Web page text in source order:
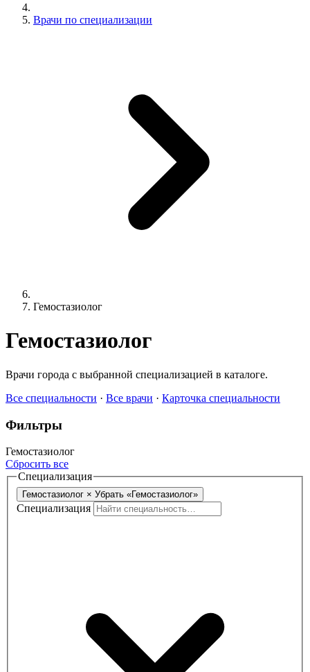
Врачи по специализации
Гемостазиолог
Гемостазиолог
Врачи города с выбранной специализацией в каталоге.
Все специальности · Все врачи · Карточка специальности
Фильтры
Гемостазиолог
Сбросить все
Специализация
Гемостазиолог × Убрать «Гемостазиолог»
Специализация